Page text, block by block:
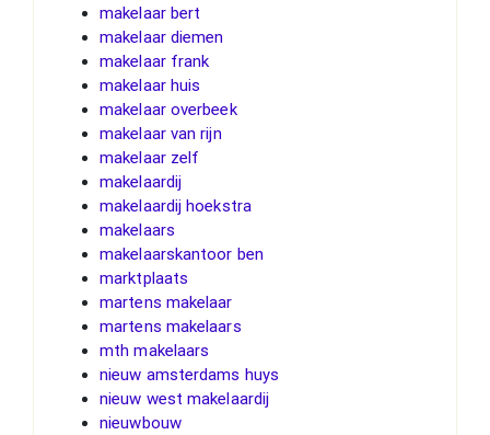
makelaar bert
makelaar diemen
makelaar frank
makelaar huis
makelaar overbeek
makelaar van rijn
makelaar zelf
makelaardij
makelaardij hoekstra
makelaars
makelaarskantoor ben
marktplaats
martens makelaar
martens makelaars
mth makelaars
nieuw amsterdams huys
nieuw west makelaardij
nieuwbouw